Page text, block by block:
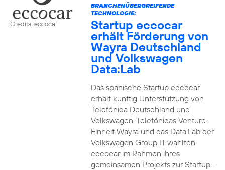
Credits: eccocar
BRANCHENÜBERGREIFENDE
TECHNOLOGIE:
Startup eccocar
erhält Förderung von
Wayra Deutschland
und Volkswagen
Data:Lab
Das spanische Startup eccocar
erhält künftig Unterstützung von
Telefónica Deutschland und
Volkswagen. Telefónicas Venture-
Einheit Wayra und das Data:Lab der
Volkswagen Group IT wählten
eccocar im Rahmen ihres
gemeinsamen Projekts zur Startup-